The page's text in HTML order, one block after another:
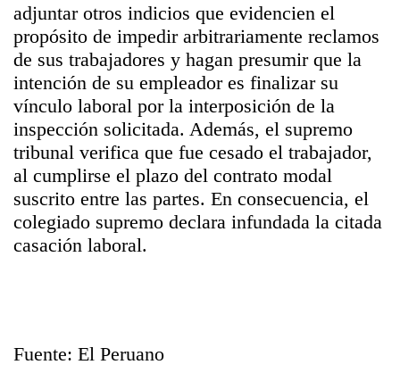
adjuntar otros indicios que evidencien el
propósito de impedir arbitrariamente reclamos
de sus trabajadores y hagan presumir que la
intención de su empleador es finalizar su
vínculo laboral por la interposición de la
inspección solicitada. Además, el supremo
tribunal verifica que fue cesado el trabajador,
al cumplirse el plazo del contrato modal
suscrito entre las partes. En consecuencia, el
colegiado supremo declara infundada la citada
casación laboral.
Fuente: El Peruano